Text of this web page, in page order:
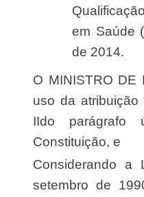
em Saúde
de 2014.
O MINISTRO DE ESTADO DA SAÚDE, no
uso da
IIdo
Constituição, e
Considerando a Lei nº 8.080, de 19 de
setembro de